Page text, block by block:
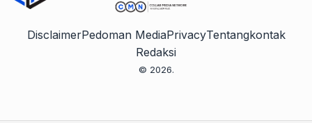
DisclaimerPedoman MediaPrivacyTentangkontak
Redaksi
© 2026.